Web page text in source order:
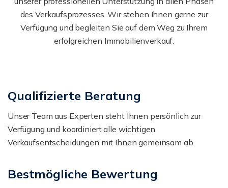
des Verkaufsprozesses. Wir stehen Ihnen gerne zur
Verfügung und begleiten Sie auf dem Weg zu Ihrem
erfolgreichen Immobilienverkauf.
Qualifizierte Beratung
Unser Team aus Experten steht Ihnen persönlich zur
Verfügung und koordiniert alle wichtigen
Verkaufsentscheidungen mit Ihnen gemeinsam ab.
Bestmögliche Bewertung